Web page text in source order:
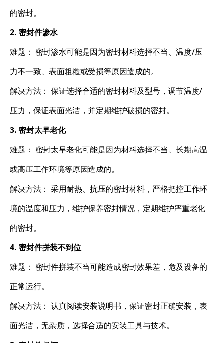
的密封。
2. 密封件渗水
难题： 密封渗水可能是因为密封材料选择不当、温度/压
力不一致、表面粗糙或受损等原因造成的。
解决方法： 保证选择合适的密封材料及型号，调节温度/
压力，保证表面光洁，并定期维护破损的密封。
3. 密封太早老化
难题： 密封太早老化可能是因为材料选择不当、长期高温
或高压工作环境等原因造成的。
解决方法： 采用耐热、抗压的密封材料，严格把控工作环
境的温度和压力，维护保养密封情况，定期维护严重老化
的密封。
4. 密封件拼装不到位
难题： 密封件拼装不当可能造成密封效果差，危及设备的
正常运行。
解决方法： 认真阅读安装说明书，保证密封正确安装，表
面光洁，无杂质，选择合适的安装工具与技术。